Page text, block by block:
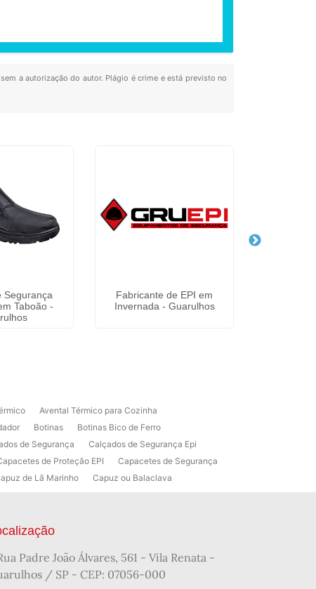
a autorização do autor. Plágio é crime e está previsto no
Segurança
Taboão -
Fabricante de EPI em
Invernada - Guarulhos
Avental Térmico para Cozinha
Botinas
Botinas Bico de Ferro
de Segurança
Calçados de Segurança Epi
de Proteção EPI
Capacetes de Segurança
de Lã Marinho
Capuz ou Balaclava
Fabricante de EPI
Luva de Vaqueta para Eletricista
Mangote de Raspa Mangote EPI
Padre João Álvares, 561 - Vila Renata -
/ SP - CEP: 07056-000